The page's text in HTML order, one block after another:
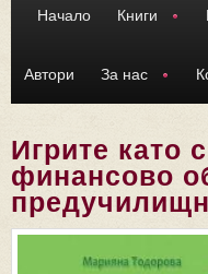
Начало Книги
Автори За нас
Игрите като
финансово